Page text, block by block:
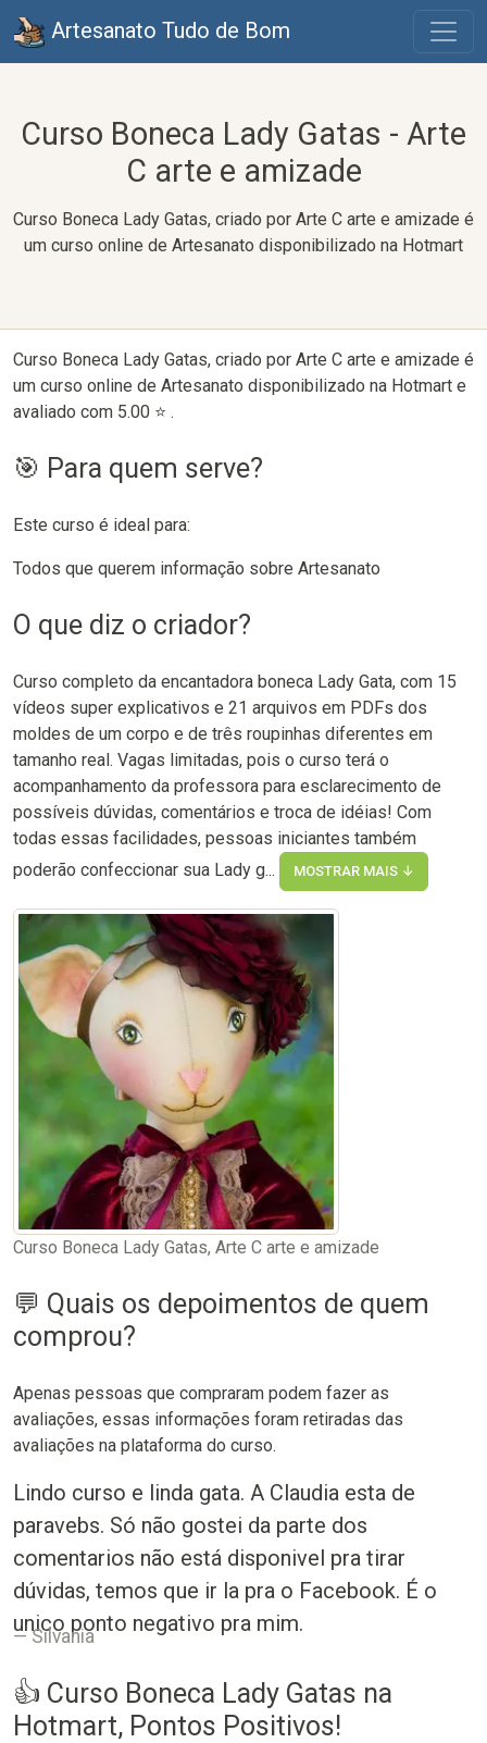
Artesanato Tudo de Bom
Curso Boneca Lady Gatas - Arte
C arte e amizade
Curso Boneca Lady Gatas, criado por Arte C arte e amizade é
um curso online de Artesanato disponibilizado na Hotmart
Curso Boneca Lady Gatas, criado por Arte C arte e amizade é
um curso online de Artesanato disponibilizado na Hotmart e
avaliado com 5.00 ⭐ .
🎯 Para quem serve?
Este curso é ideal para:
Todos que querem informação sobre Artesanato
O que diz o criador?
Curso completo da encantadora boneca Lady Gata, com 15
vídeos super explicativos e 21 arquivos em PDFs dos
moldes de um corpo e de três roupinhas diferentes em
tamanho real. Vagas limitadas, pois o curso terá o
acompanhamento da professora para esclarecimento de
possíveis dúvidas, comentários e troca de idéias! Com
todas essas facilidades, pessoas iniciantes também
poderão confeccionar sua Lady g...
MOSTRAR MAIS ↓
Curso Boneca Lady Gatas, Arte C arte e amizade
💬 Quais os depoimentos de quem
comprou?
Apenas pessoas que compraram podem fazer as
avaliações, essas informações foram retiradas das
avaliações na plataforma do curso.
Lindo curso e linda gata. A Claudia esta de
paravebs. Só não gostei da parte dos
comentarios não está disponivel pra tirar
dúvidas, temos que ir la pra o Facebook. É o
unico ponto negativo pra mim.
Silvania
👍 Curso Boneca Lady Gatas na
Hotmart, Pontos Positivos!